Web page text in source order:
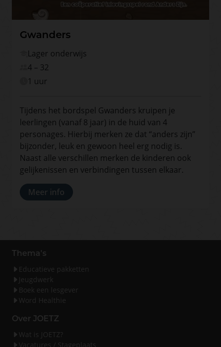
Gwanders
Lager onderwijs
4 – 32
1 uur
Tijdens het bordspel Gwanders kruipen je
leerlingen (vanaf 8 jaar) in de huid van 4
personages. Hierbij merken ze dat “anders zijn”
bijzonder, leuk en gewoon heel erg nodig is.
Naast alle verschillen merken de kinderen ook
gelijkenissen en verbindingen tussen elkaar.
Meer info
Thema's
Educatieve pakketten
Jeugdwerk
Boek een lesgever
Word Healthie
Over JOETZ
Wat is JOETZ?
Vacatures / Stageplaats